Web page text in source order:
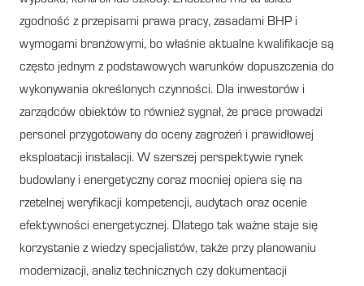
zgodność z przepisami prawa pracy, zasadami BHP i
wymogami branżowymi, bo właśnie aktualne kwalifikacje są
często jednym z podstawowych warunków dopuszczenia do
wykonywania określonych czynności. Dla inwestorów i
zarządców obiektów to również sygnał, że prace prowadzi
personel przygotowany do oceny zagrożeń i prawidłowej
eksploatacji instalacji. W szerszej perspektywie rynek
budowlany i energetyczny coraz mocniej opiera się na
rzetelnej weryfikacji kompetencji, audytach oraz ocenie
efektywności energetycznej. Dlatego tak ważne staje się
korzystanie z wiedzy specjalistów, także przy planowaniu
modernizacji, analiz technicznych czy dokumentacji